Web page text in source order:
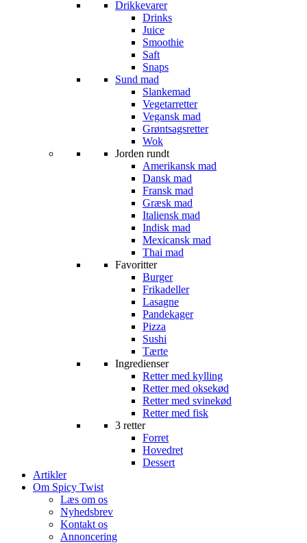
Drikkevarer
Drinks
Juice
Smoothie
Saft
Snaps
Sund mad
Slankemad
Vegetarretter
Vegansk mad
Grøntsagsretter
Wok
Jorden rundt
Amerikansk mad
Dansk mad
Fransk mad
Græsk mad
Italiensk mad
Indisk mad
Mexicansk mad
Thai mad
Favoritter
Burger
Frikadeller
Lasagne
Pandekager
Pizza
Sushi
Tærte
Ingredienser
Retter med kylling
Retter med oksekød
Retter med svinekød
Retter med fisk
3 retter
Forret
Hovedret
Dessert
Artikler
Om Spicy Twist
Læs om os
Nyhedsbrev
Kontakt os
Annoncering